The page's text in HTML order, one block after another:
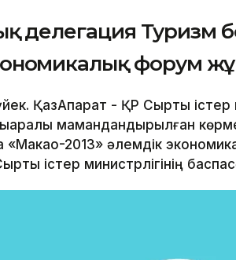
делегация Туризм
форум
ҚазАқпарат - ҚР Сыртқы
мамандандырылған
2013» әлемдік
істер министрлігінің